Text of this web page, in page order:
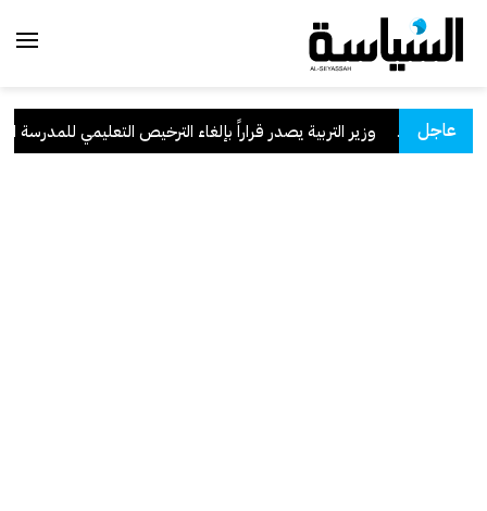
عاجل وزير التربية يصدر قراراً بإلغاء الترخيص التعليمي للمدرسة